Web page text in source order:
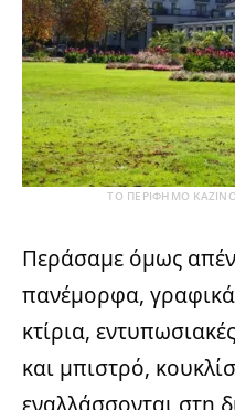
ΤΟ ΠΕΡΙΦΗΜΟ
Περάσαμε όμως
πανέμορφα,
κτίρια,
και μπιστρό,
εναλλάσσονται στη